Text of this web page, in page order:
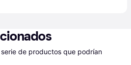
de productos que podrían